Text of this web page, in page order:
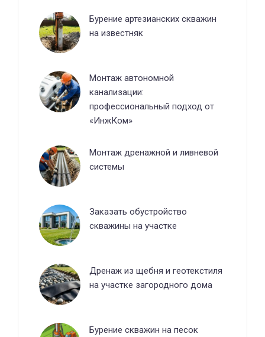
Бурение артезианских скважин
на известняк
Монтаж автономной
канализации:
профессиональный подход от
«ИнжКом»
Монтаж дренажной и ливневой
системы
Заказать обустройство
скважины на участке
Дренаж из щебня и геотекстиля
на участке загородного дома
Бурение скважин на песок